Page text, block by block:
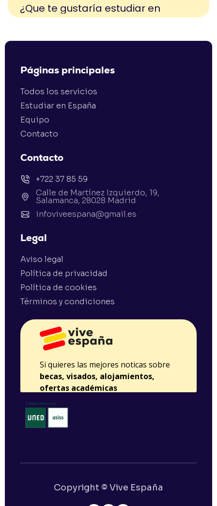
Páginas principales
Todos los servicios
Estudiar en España
Equipo
Contacto
Contacto
+722 37 85 59
Calle de Martínez Izquierdo, 19,
Salamanca, 28028 Madrid
infoviveespana@gmail.es
Legal
Aviso legal
Política de privacidad
Política de cookies
Términos y condiciones
Copyright © Vive España